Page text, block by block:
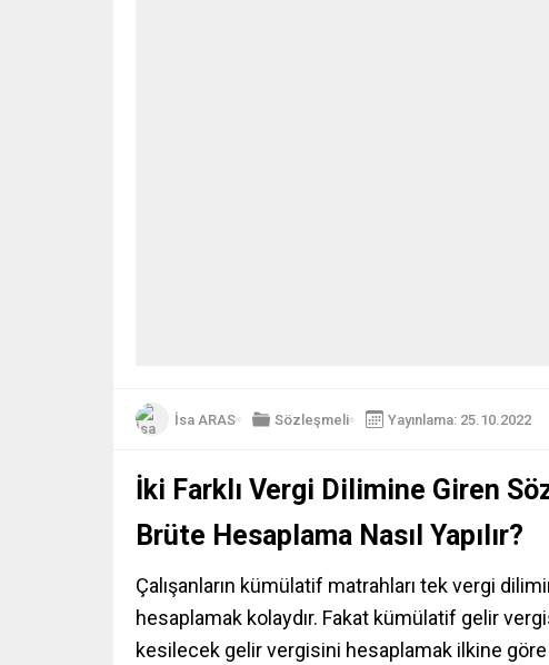
İsa ARAS Sözleşmeli Yayınlama: 25.10.2022
İki Farklı Vergi Dilimine Giren
Brüte Hesaplama Nasıl Yapılır?
Çalışanların kümülatif matrahları tek vergi
hesaplamak kolaydır. Fakat kümülatif gelir
kesilecek gelir vergisini hesaplamak ilkine